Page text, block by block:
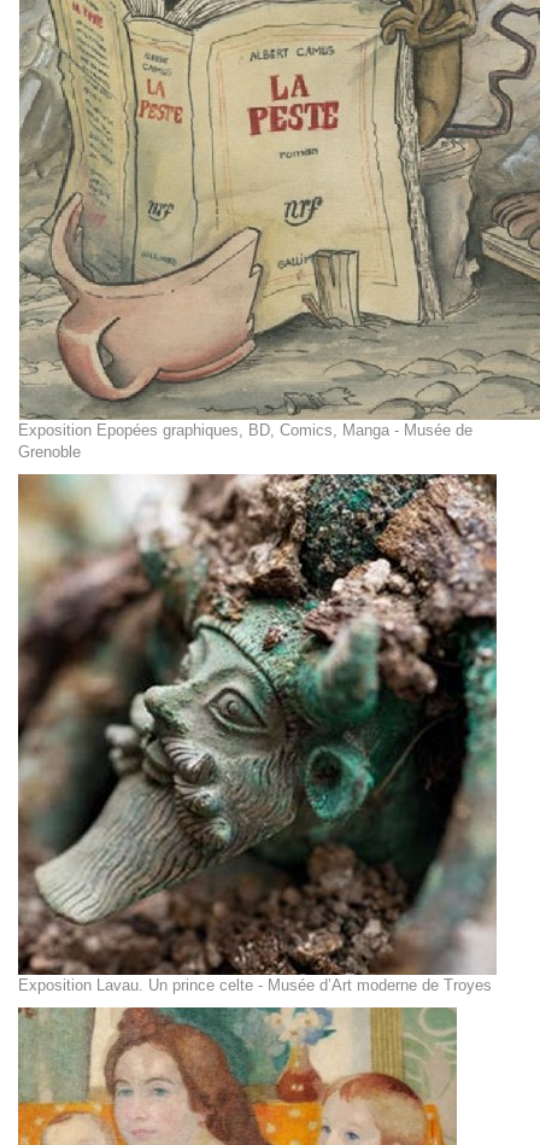
Exposition Epopées graphiques, BD, Comics, Manga - Musée de
Grenoble
Exposition Lavau. Un prince celte - Musée d’Art moderne de Troyes